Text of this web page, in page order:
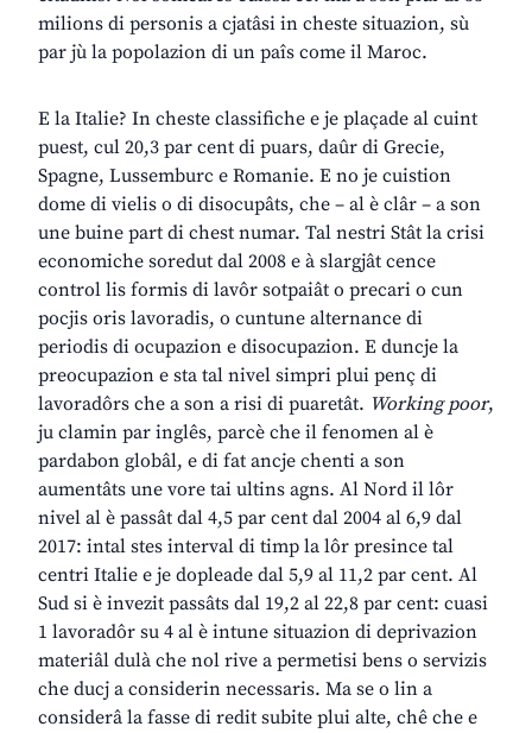
milions di personis a cjatâsi in cheste situazion, sù
par jù la popolazion di un paîs come il Maroc.
E la Italie? In cheste classifiche e je plaçade al cuint
puest, cul 20,3 par cent di puars, daûr di Grecie,
Spagne, Lussemburc e Romanie. E no je cuistion
dome di vielis o di disocupâts, che – al è clâr – a son
une buine part di chest numar. Tal nestri Stât la crisi
economiche soredut dal 2008 e à slargjât cence
control lis formis di lavôr sotpaiât o precari o cun
pocjis oris lavoradis, o cuntune alternance di
periodis di ocupazion e disocupazion. E duncje la
preocupazion e sta tal nivel simpri plui penç di
lavoradôrs che a son a risi di puaretât. Working poor,
ju clamin par inglês, parcè che il fenomen al è
pardabon globâl, e di fat ancje chenti a son
aumentâts une vore tai ultins agns. Al Nord il lôr
nivel al è passât dal 4,5 par cent dal 2004 al 6,9 dal
2017: intal stes interval di timp la lôr presince tal
centri Italie e je dopleade dal 5,9 al 11,2 par cent. Al
Sud si è invezit passâts dal 19,2 al 22,8 par cent: cuasi
1 lavoradôr su 4 al è intune situazion di deprivazion
materiâl dulà che nol rive a permetisi bens o servizis
che ducj a considerin necessaris. Ma se o lin a
considerâ la fasse di redit subite plui alte, chê che e